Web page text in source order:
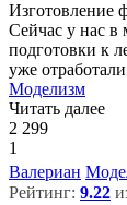
Изготовление
Сейчас у нас в
подготовки к
уже
Моделизм
Читать далее
2 299
1
Валериан
Рейтинг: 9.22